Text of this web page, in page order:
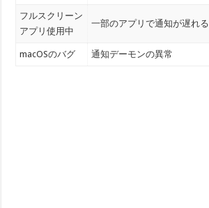
フルスクリーン
アプリ使用中
一部のアプリで通知が遅れる
macOSのバグ 通知デーモンの異常